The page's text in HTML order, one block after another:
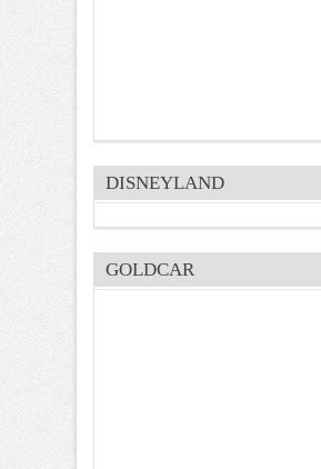
DISNEYLAND
GOLDCAR